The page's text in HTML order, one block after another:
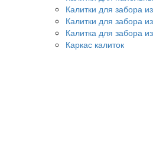
Калитки для забора
Калитки для забора
Калитка для забора
Каркас калиток